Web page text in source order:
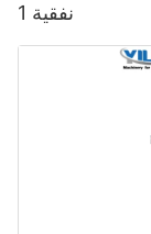
نفقية 1